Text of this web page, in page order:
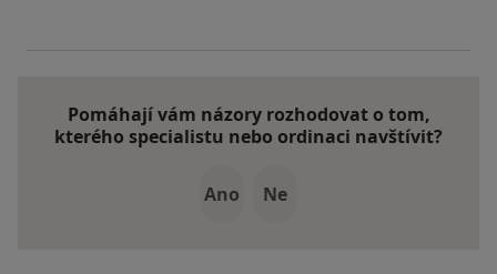
Pomáhají vám názory rozhodovat o tom,
kterého specialistu nebo ordinaci navštívit?
Ano Ne